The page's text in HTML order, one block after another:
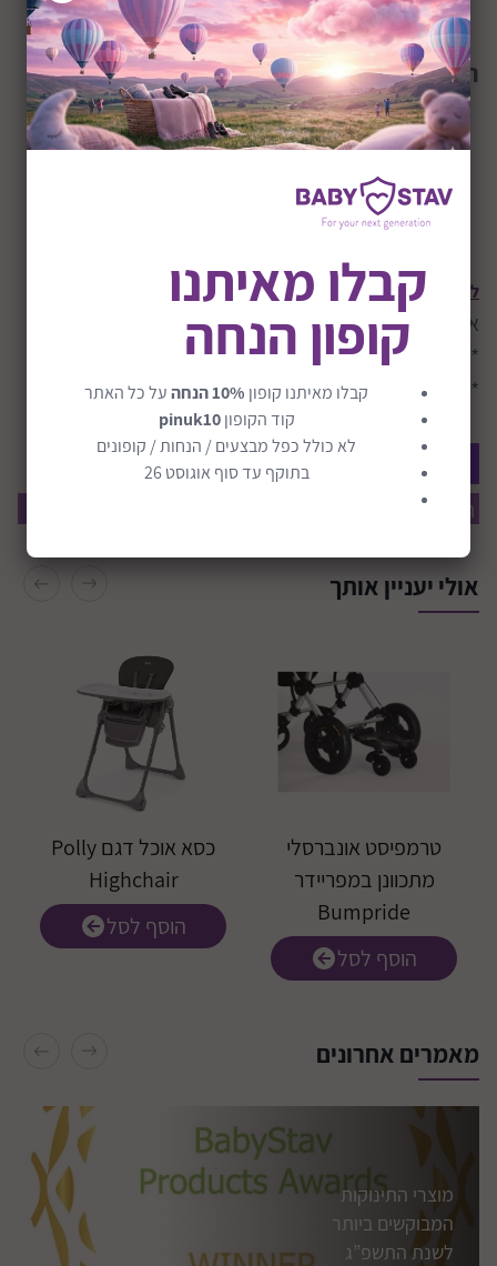
תכונות הסט:
סדין , 71X132X20 ס"מ
ציפית תואמת 51X76 ס"מ
חמורים: 50% פוליאסטר , 50$ כותנה
לפרטים נוספים, ורכישה >>
אולי יעניין אותך לקרוא על:
* מנשא לתינוק
*
שערי בטיחות
היה הראשון לרשום תגובה
תוכן ההודעה:
אולי יעניין אותך
טרמפיסט אונברסלי
מתכוונן במפריידר
Bumpride
הוסף לסל
כסא אוכל דגם Polly
Highchair
הוסף לסל
מאמרים אחרונים
התקנת 3 מושבי
מוצרי התינוקות
קרא עוד
סקירה מורחבת
למערכת הנסיעות
והבטיחות Finiti 4IN1
של Joie
קבלו מאיתנו
קופון הנחה
קבלו מאיתנו קופון 10% הנחה
על כל האתר
קוד הקופוןpinuk10
לא כולל כפל מבצעים / הנחות / קופונים
בתוקף עד סוף אוגוסט 26